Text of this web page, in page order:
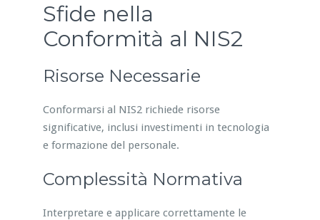
Sfide nella
Conformità al NIS2
Risorse Necessarie
Conformarsi al NIS2 richiede risorse
significative, inclusi investimenti in tecnologia
e formazione del personale.
Complessità Normativa
Interpretare e applicare correttamente le